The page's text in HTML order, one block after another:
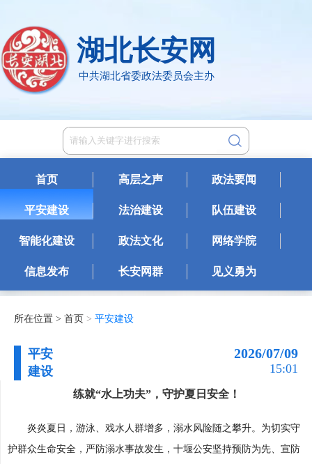
湖北长安网
中共湖北省委政法委员会主办
首页 高层之声 政法要闻
平安建设 法治建设 队伍建设
智能化建设 政法文化 网络学院
信息发布 长安网群 见义勇为
所在位置 > 首页 > 平安建设
平安
建设
2026/07/09
15:01
练就“水上功夫”，守护夏日安全！
炎炎夏日，游泳、戏水人群增多，溺水风险随之攀升。为切实守
护群众生命安全，严防溺水事故发生，十堰公安坚持预防为先、宣防